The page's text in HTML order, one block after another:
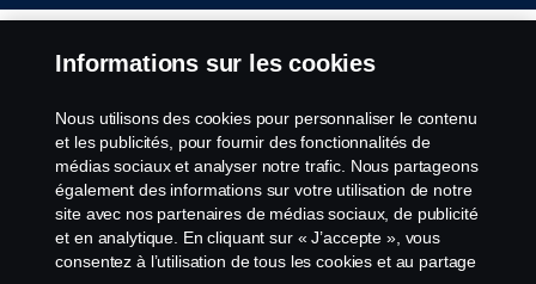
Informations sur les cookies
Nous utilisons des cookies pour personnaliser le contenu
et les publicités, pour fournir des fonctionnalités de
médias sociaux et analyser notre trafic. Nous partageons
également des informations sur votre utilisation de notre
site avec nos partenaires de médias sociaux, de publicité
et en analytique. En cliquant sur « J’accepte », vous
consentez à l’utilisation de tous les cookies et au partage